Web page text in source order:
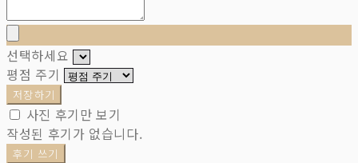
선택하세요
평점 주기
저장하기
사진 후기만 보기
작성된 후기가 없습니다.
후기 쓰기